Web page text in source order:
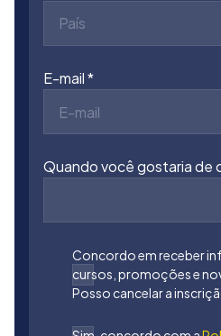
País
E-mail
Quando você gostaria de
Concordo em receber
cursos, promoções e
Posso cancelar a